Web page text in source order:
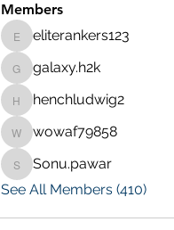
Members
eliterankers123
eliterankers123
galaxy.h2k
galaxy.h2k
henchludwig2
henchludwig2
wowaf79858
wowaf79858
Sonu.pawar
Sonu.pawar
See All Members (410)